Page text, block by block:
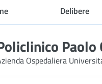
Delibere
Paolo
Ospedaliera